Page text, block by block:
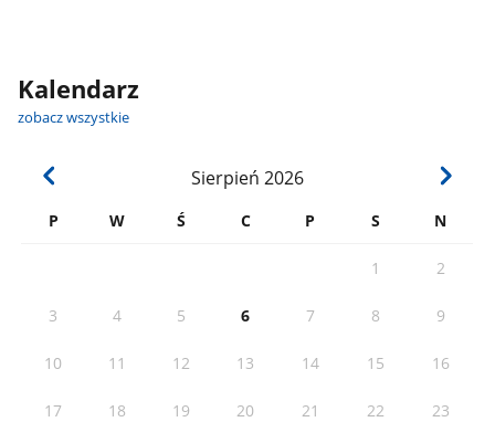
Kalendarz
zobacz wszystkie
Sierpień 2026
P W Ś C P S N
1 2
3 4 5 6 7 8 9
10 11 12 13 14 15 16
17 18 19 20 21 22 23